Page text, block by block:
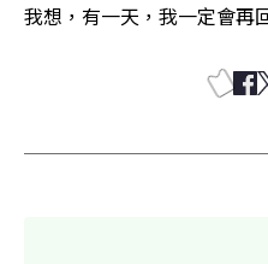
我想，有一天，我一定會再